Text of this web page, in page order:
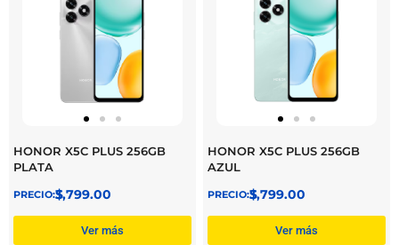
HONOR X5C PLUS 256GB
PLATA
$
3,799.00
Ver más
HONOR X5C PLUS 256GB
AZUL
$
3,799.00
Ver más